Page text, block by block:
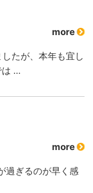
more
たが、本年も宜し
は …
more
過ぎるのが早く感